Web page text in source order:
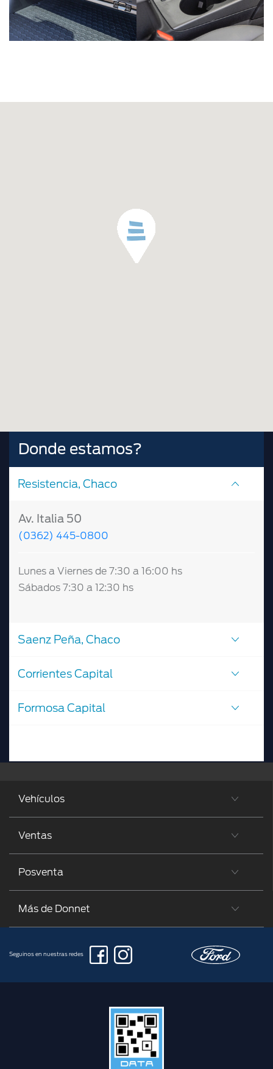
Donde estamos?
Resistencia, Chaco
Av. Italia 50
(0362) 445-0800
Lunes a Viernes de 7:30 a 16:00 hs
Sábados 7:30 a 12:30 hs
Saenz Peña, Chaco
Corrientes Capital
Formosa Capital
Vehículos
Ventas
Posventa
Más de Donnet
Seguinos en nuestras redes